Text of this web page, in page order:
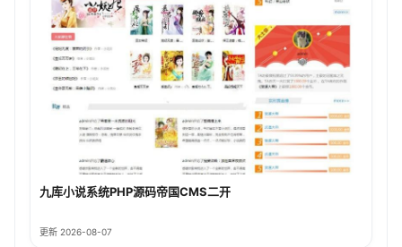
九库小说系统PHP源码帝国CMS二开
更新 2026-08-07